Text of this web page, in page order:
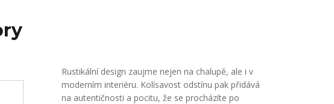
Rustikální design zaujme nejen na chalupě, ale i v
moderním interiéru. Kolísavost odstínu pak přidává
na autentičnosti a pocitu, že se procházíte po